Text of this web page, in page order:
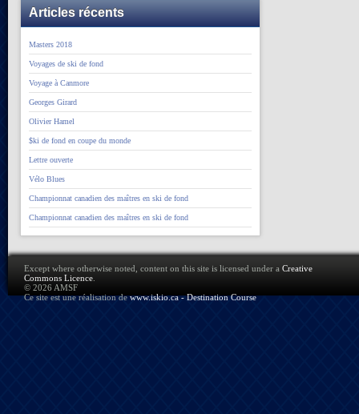
Articles récents
Masters 2018
Voyages de ski de fond
Voyage à Canmore
Georges Girard
Olivier Hamel
$ki de fond en coupe du monde
Lettre ouverte
Vélo Blues
Championnat canadien des maîtres en ski de fond
Championnat canadien des maîtres en ski de fond
Except where otherwise noted, content on this site is licensed under a Creative
Commons Licence
© 2026 AMSF
Ce site est une réalisation dewww.iskio.ca - Destination Course